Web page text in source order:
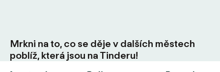
Mrkni na to, co se děje v dalších městech
poblíž, která jsou na Tinderu!